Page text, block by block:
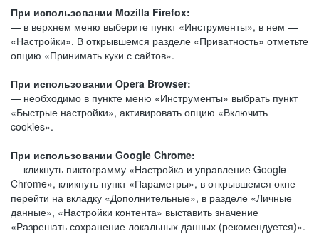
При использовании Mozilla Firefox:
— в верхнем меню выберите пункт «Инструменты», в нем —
«Настройки». В открывшемся разделе «Приватность» отметьте
опцию «Принимать куки с сайтов».
При использовании Opera Browser:
— необходимо в пункте меню «Инструменты» выбрать пункт
«Быстрые настройки», активировать опцию «Включить
cookies».
При использовании Google Chrome:
— кликнуть пиктограмму «Настройка и управление Google
Chrome», кликнуть пункт «Параметры», в открывшемся окне
перейти на вкладку «Дополнительные», в разделе «Личные
данные», «Настройки контента» выставить значение
«Разрешать сохранение локальных данных (рекомендуется)».